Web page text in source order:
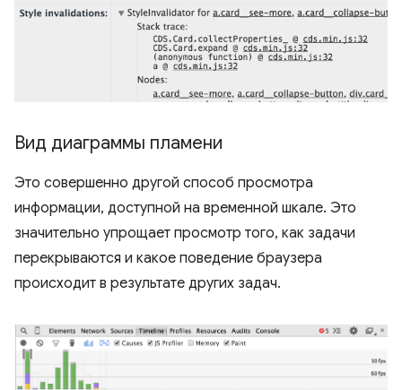
Вид диаграммы пламени
Это совершенно другой способ просмотра
информации, доступной на временной шкале. Это
значительно упрощает просмотр того, как задачи
перекрываются и какое поведение браузера
происходит в результате других задач.